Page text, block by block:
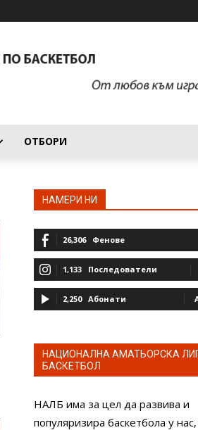
ОТБОРИ
НАМЕРИ НИ
26,306 Фенове
1,133 Последователи
2,250 Абонати
НАЦИОНАЛНА АМАТЬОРСКА
БАСКЕТБОЛ
НАЛБ има за цел да развива и
популяризира баскетбола у